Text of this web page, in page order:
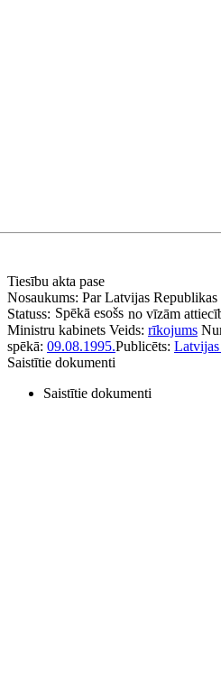
Tiesību akta pase
Nosaukums: Par Latvijas Republikas
no vīzām
Statuss: Spēkā esošs
Ministru kabinets Veids: rīkojums
spēkā: 09.08.1995.Publicēts: Latvijas
Saistītie dokumenti
Saistītie dokumenti